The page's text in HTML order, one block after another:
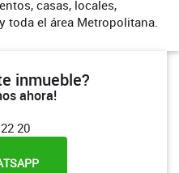
casas, locales,
toda el área Metropolitana.
inmueble?
ahora!
20